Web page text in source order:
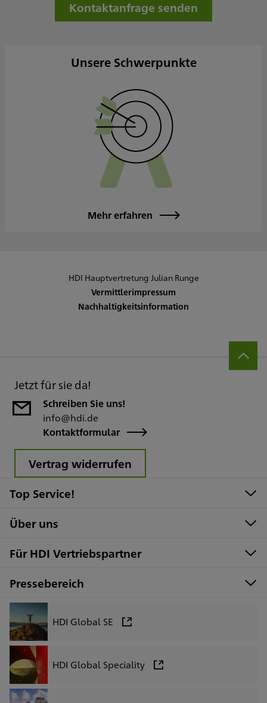
Donnerstag
09:00 - 12:00
Kontaktanfrage senden
Unsere Schwerpunkte
Mehr erfahren
HDI Hauptvertretung Julian Runge
Vermittlerimpressum
Nachhaltigkeitsinformation
Jetzt für sie da!
Schreiben Sie uns!
info@hdi.de
Kontaktformular
Vertrag widerrufen
Top Service!
Über uns
Für HDI Vertriebspartner
Pressebereich
HDI Global SE
HDI Global Speciality